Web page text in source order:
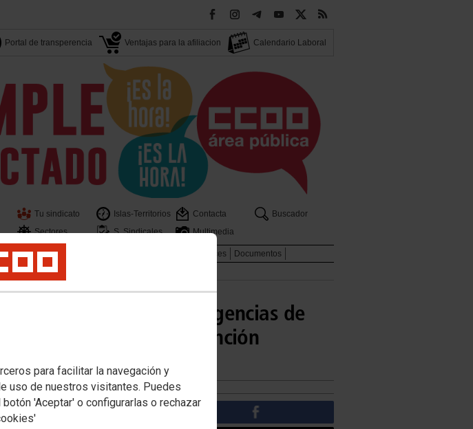
para facilitar la navegación y
uso de nuestros visitantes. Puedes
'Aceptar' o configurarlas o rechazar
Portal de transperencia Ventajas para la afiliacion Calendario Laboral
Tu sindicato Islas-Territorios Contacta
Buscador
Sectores
S. Sindicales Multimedia
Laboral Medio Ambiente Enlaces
Documentos
al Consorcio de Emergencias de
mínimas de intervención